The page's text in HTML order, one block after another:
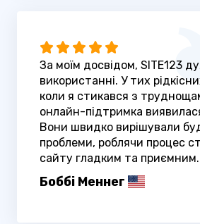
За моїм досвідом, SITE123
використанні. У тих
коли я стикався з
онлайн-підтримка
Вони швидко вирішували
проблеми, роблячи процес
сайту гладким та приємним.
Боббі Меннег